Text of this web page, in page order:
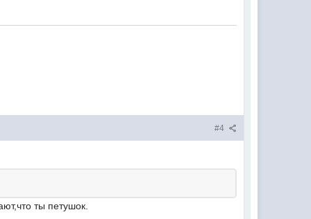
#4
ты петушок.